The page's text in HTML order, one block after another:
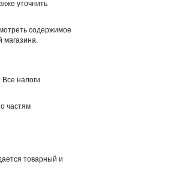
уточнить
содержимое
магазина.
налоги
частям
товарный и